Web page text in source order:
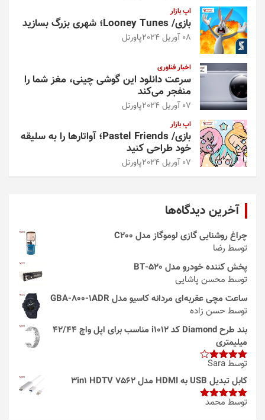
اپ بازار
بازی/ Looney Tunes؛ شهری بزرگ بسازید
08 آوریل 2024 پاورتل
اخبار فناوری
سرعت دانلود این گوشی چینی، مغز شما را
منفجر می‌کند
07 آوریل 2024 پاورتل
اپ بازار
بازی/ Pastel Friends؛ آواتارها را به سلیقه
خود طراحی کنید
07 آوریل 2024 پاورتل
آخرین دیدگاه‌ها
چراغ روشنایی گازی لوموگاز مدل C200
توسط رضا
پخش کننده خودرو مدل 520-BT
توسط محسن پاشایی
ساعت مچی عقربه‌ای مردانه کاسیو مدل GBA-800-1ADR
توسط حسن زاده
بند طرح Diamond کد i1012 مناسب برای اپل واچ 42/44
میلیمتری
امتیاز4
از 5
توسط Sara
کابل تبدیل USB به HDMI مدل 3in1 HDTV 7562
امتیاز5از
توسط محمد